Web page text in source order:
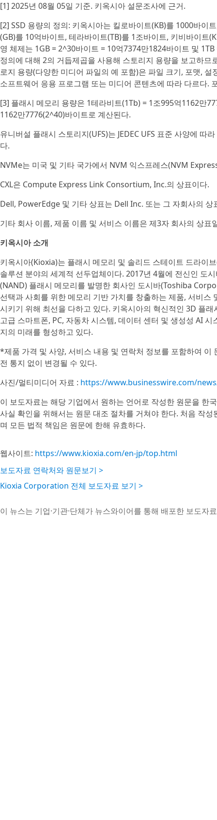
[1] 2025년 08월 05일 기준. 키옥시아 설문조사에 근거.
[2] SSD 용량의 정의: 키옥시아는 킬로바이트(KB)를 1000바이
(GB)를 10억바이트, 테라바이트(TB)를 1조바이트, 키비바이트
영 체제는 1GB = 2^30바이트 = 10억7374만1824바이트 및
정의에 대해 2의 거듭제곱을 사용해 스토리지 용량을 보고하
로지 용량(다양한 미디어 파일의 예 포함)은 파일 크기, 포맷,
소프트웨어 응용 프로그램 또는 미디어 콘텐츠에 따라 다르다.
[3] 플래시 메모리 용량은 1테라비트(1Tb) = 1조995억1162만
1162만7776(2^40)바이트로 계산된다.
유니버설 플래시 스토리지(UFS)는 JEDEC UFS 표준 사양에 따
다.
NVMe는 미국 및 기타 국가에서 NVM 익스프레스(NVM
CXL은 Compute Express Link Consortium, Inc.의 상표이다.
Dell, PowerEdge 및 기타 상표는 Dell Inc. 또는 그 자회사의 상
기타 회사 이름, 제품 이름 및 서비스 이름은 제3자 회사의 상표
키옥시아 소개
키옥시아(Kioxia)는 플래시 메모리 및 솔리드 스테이트 드라이
솔루션 분야의 세계적 선두업체이다. 2017년 4월에 전신인 도
(NAND) 플래시 메모리를 발명한 회사인 도시바(Toshiba
선택과 사회를 위한 메모리 기반 가치를 창출하는 제품, 서비스
시키기 위해 최선을 다하고 있다. 키옥시아의 혁신적인 3D 플
고급 스마트폰, PC, 자동차 시스템, 데이터 센터 및 생성성 AI
지의 미래를 형성하고 있다.
*제품 가격 및 사양, 서비스 내용 및 연락처 정보를 포함하여
전 통지 없이 변경될 수 있다.
사진/멀티미디어 자료 : https://www.businesswire.com/
이 보도자료는 해당 기업에서 원하는 언어로 작성한 원문을 한
사실 확인을 위해서는 원문 대조 절차를 거쳐야 한다. 처음 작
며 모든 법적 책임은 원문에 한해 유효하다.
웹사이트: https://www.kioxia.com/en-jp/top.html
보도자료 연락처와 원문보기 >
Kioxia Corporation 전체 보도자료 보기 >
이 뉴스는 기업·기관·단체가 뉴스와이어를 통해 배포한 보도자